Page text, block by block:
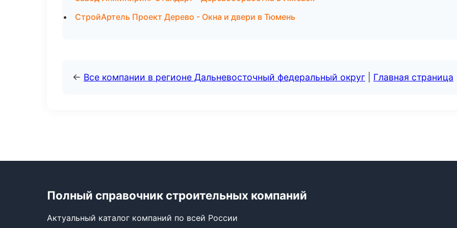
СтройАртель Проект Дерево - Окна и двери в Тюмень
← Все компании в регионе Дальневосточный федеральный округ Главная страница
Полный справочник строительных компаний
Актуальный каталог компаний по всей России